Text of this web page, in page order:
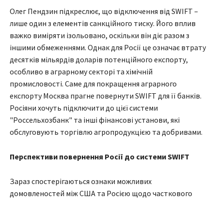
Олег Пендзин підкреслює, що відключення від SWIFT –
лише один з елементів санкційного тиску. Його вплив
важко виміряти ізольовано, оскільки він діє разом з
іншими обмеженнями. Однак для Росії це означає втрату
десятків мільярдів доларів потенційного експорту,
особливо в аграрному секторі та хімічній
промисловості. Саме для покращення аграрного
експорту Москва прагне повернути SWIFT для її банків.
Росіяни хочуть підключити до цієї системи
"Россельхозбанк" та інші фінансові установи, які
обслуговують торгівлю агропродукцією та добривами.
Перспективи повернення Росії до системи SWIFT
Зараз спостерігаються ознаки можливих
домовленостей між США та Росією щодо часткового